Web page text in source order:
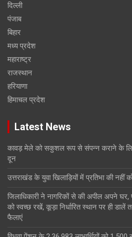
दिल्ली
पंजाब
बिहार
मध्य प्रदेश
महाराष्ट्र
राजस्थान
हरियाणा
हिमाचल प्रदेश
Latest News
कावड़ मेले को सकुशल रूप से संपन्न कराने के
दून
उत्तराखंड के युवा खिलाड़ियों में प्रतिभा की नहीं
जिलाधिकारी ने नागरिकों से की अपील अपने घर,
को स्वच्छ रखें, कूड़ा निर्धारित स्थान पर ही डालें
फैलाएं